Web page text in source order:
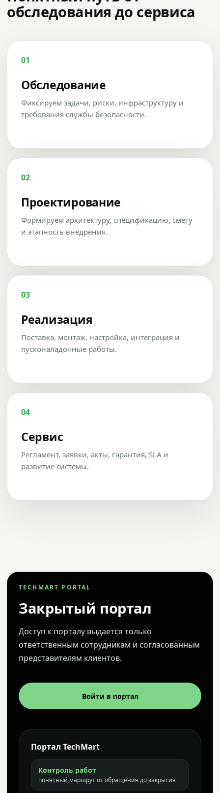
обследования до сервиса
01
Обследование
Фиксируем задачи, риски, инфраструктуру и
требования службы безопасности.
02
Проектирование
Формируем архитектуру, спецификацию, смету
и этапность внедрения.
03
Реализация
Поставка, монтаж, настройка, интеграция и
пусконаладочные работы.
04
Сервис
Регламент, заявки, акты, гарантия, SLA и
развитие системы.
TECHMART PORTAL
Закрытый портал
Доступ к порталу выдается только
ответственным сотрудникам и согласованным
представителям клиентов.
Войти в портал
Портал TechMart
Контроль работ
понятный маршрут от обращения до закрытия